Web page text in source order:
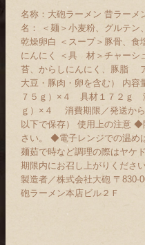
名称：大砲ラーメン 昔ラー
名： ＜麺＞小麦粉、グルテン
乾燥卵白 ＜スープ＞豚骨、食
にんにく ＜具 材＞チャーシ
苔、からしにんにく、豚脂
大豆・豚肉・卵を含む） 内容
７５ｇ）×４ 具材１７２ｇ
ｇ）×４ 消費期限／発送か
以下で保存） 使用上の注意
さい。 ◆電子レンジでの温め
麺茹で時など調理の際はヤケ
期限内にお召し上がりください
製造者／株式会社大砲 〒
砲ラーメン本店ビル２Ｆ